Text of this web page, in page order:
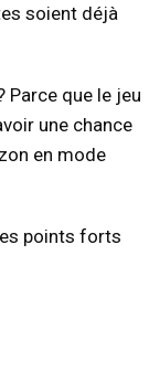
soient déjà
Parce que le jeu
une chance
en mode
points forts